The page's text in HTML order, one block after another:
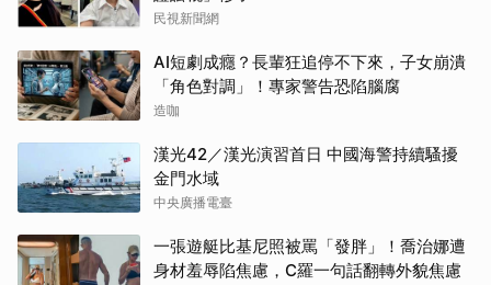
民視新聞網
AI短劇成癮？長輩狂追停不下來，子女崩潰
「角色對調」！專家警告恐陷腦腐
造咖
漢光42／漢光演習首日 中國海警持續騷擾
金門水域
中央廣播電臺
一張遊艇比基尼照被罵「發胖」！喬治娜遭
身材羞辱陷焦慮，C羅一句話翻轉外貌焦慮